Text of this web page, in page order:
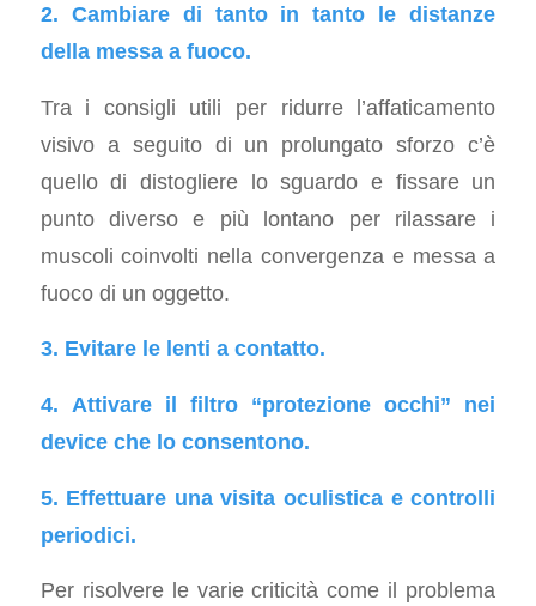
2. Cambiare di tanto in tanto le distanze
della messa a fuoco.
Tra i consigli utili per ridurre l’affaticamento
visivo a seguito di un prolungato sforzo c’è
quello di distogliere lo sguardo e fissare un
punto diverso e più lontano per rilassare i
muscoli coinvolti nella convergenza e messa a
fuoco di un oggetto.
3. Evitare le lenti a contatto.
4. Attivare il filtro “protezione occhi” nei
device che lo consentono.
5. Effettuare una visita oculistica e controlli
periodici.
Per risolvere le varie criticità come il problema